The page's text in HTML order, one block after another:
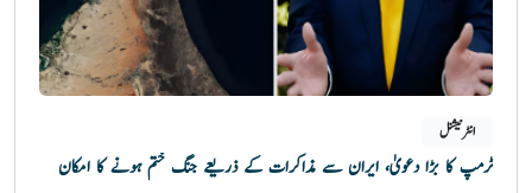
انٹرنیشنل
ٹرمپ کا بڑا دعویٰ، ایران سے مذاکرات کے ذریعے جنگ ختم ہونے کا امکان